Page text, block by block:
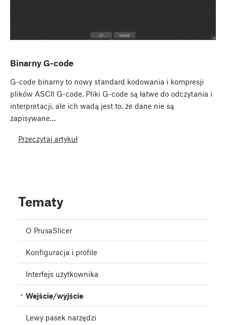
Binarny G-code
G-code binarny to nowy standard kodowania i kompresji
plików ASCII G-code. Pliki G-code są łatwe do odczytania i
interpretacji, ale ich wadą jest to, że dane nie są
zapisywane…
Przeczytaj artykuł
Tematy
O PrusaSlicer
Konfiguracja i profile
Interfejs użytkownika
Wejście/wyjście
Lewy pasek narzędzi